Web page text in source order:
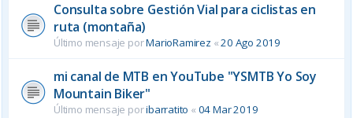
Consulta sobre Gestión Vial para ciclistas en
ruta (montaña)
Último mensaje porMarioRamirez «20 Ago 2019
mi canal de MTB en YouTube "YSMTB Yo Soy
Mountain Biker"
Último mensaje poribarratito « 04 Mar 2019